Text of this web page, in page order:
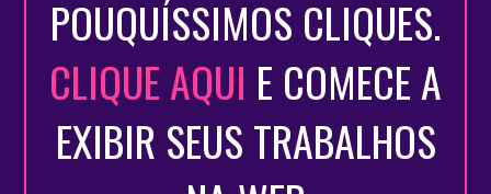
POUQUÍSSIMOS CLIQUES.
CLIQUE AQUI E COMECE A
EXIBIR SEUS TRABALHOS